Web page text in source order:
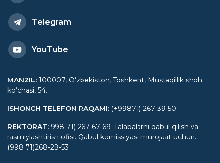
Telegram
YouTube
MANZIL: 100007, Oʻzbekiston, Toshkent, Mustaqillik shoh
koʻchasi, 54.
ISHONCH TELEFON RAQAMI: (+99871) 267-39-50
REKTORAT: 998 71) 267-67-69; Talabalarni qabul qilish va
rasmiylashtirish ofisi. Qabul komissiyasi murojaat uchun:
(998 71)268-28-53